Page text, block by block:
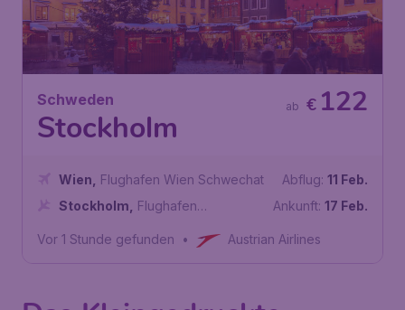
Schweden
Stockholm
€ 122
ab
Wien
Flughafen Wien Schwechat
Stockholm
Flughafen
Abflug: 11 Feb.
Ankunft: 17 Feb.
Vor 1 Stunde gefunden • Austrian Airlines